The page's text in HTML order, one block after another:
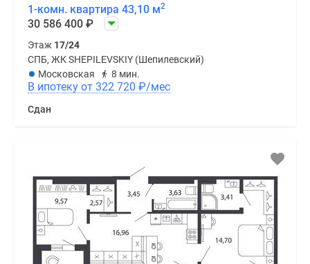
1-комн. квартира 43,10 м2
30 586 400 ₽
Этаж 17/24
СПБ, ЖК SHEPILEVSKIY (Шепилевский)
Московская
8 мин.
В ипотеку от 322 720 ₽/мес
Сдан